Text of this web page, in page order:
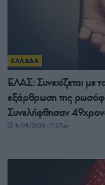
ΕΛΛΑΔΑ
ΕΛΑΣ: Συνεχίζεται με
εξάρθρωση της
Συνελήφθησαν
8/08/2026 - 7:27μμ